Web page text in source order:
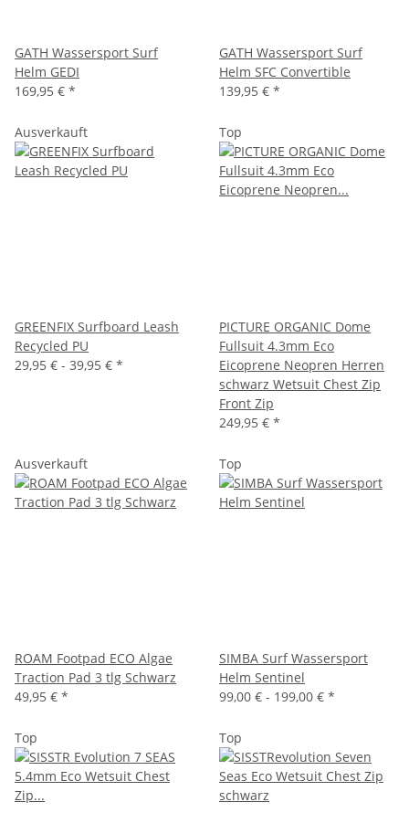
GATH Wassersport Surf
Helm GEDI
169,95 € *
GATH Wassersport Surf
Helm SFC Convertible
139,95 € *
Ausverkauft
GREENFIX Surfboard Leash
Recycled PU
29,95 € - 39,95 € *
Top
PICTURE ORGANIC Dome
Fullsuit 4.3mm Eco
Eicoprene Neopren Herren
schwarz Wetsuit Chest Zip
Front Zip
249,95 € *
Ausverkauft
ROAM Footpad ECO Algae
Traction Pad 3 tlg Schwarz
49,95 € *
Top
SIMBA Surf Wassersport
Helm Sentinel
99,00 € - 199,00 € *
Top Top